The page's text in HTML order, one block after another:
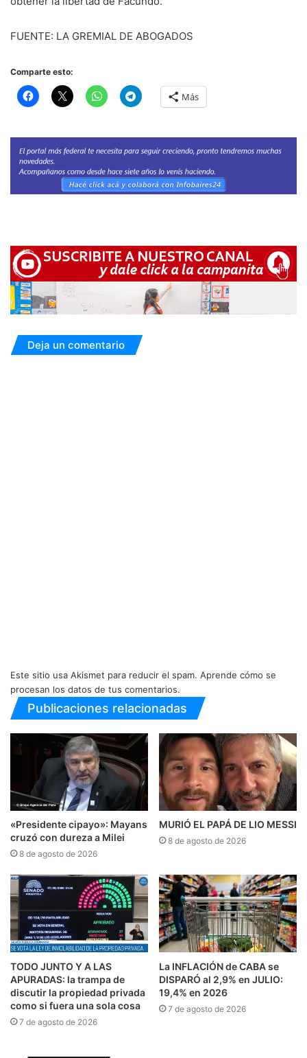
FUENTE: LA GREMIAL DE ABOGADOS
Comparte esto:
Más
Deja un comentario
Este sitio usa Akismet para reducir el spam. Aprende cómo se
procesan los datos de tus comentarios.
Publicaciones relacionadas
«Presidente cipayo»: Mayans
cruzó con dureza a Milei
8 de agosto de 2026
MURIÓ EL PAPÁ DE LIO MESSI
8 de agosto de 2026
TODO JUNTO Y A LAS
APURADAS: la trampa de
discutir la propiedad privada
como si fuera una sola cosa
7 de agosto de 2026
La INFLACIÓN de CABA se
DISPARÓ al 2,9% en JULIO:
19,4% en 2026
7 de agosto de 2026